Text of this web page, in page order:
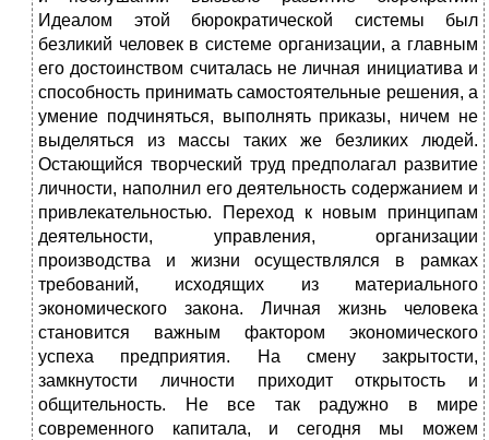
Идеалом этой бюрократической системы был
безликий человек в системе организации, а главным
его достоинством считалась не личная инициатива и
способность принимать самостоятельные решения, а
умение подчиняться, выполнять приказы, ничем не
выделяться из массы таких же безликих людей.
Остающийся творческий труд предполагал развитие
личности, наполнил его деятельность содержанием и
привлекательностью. Переход к новым принципам
деятельности, управления, организации
производства и жизни осуществлялся в рамках
требований, исходящих из материального
экономического закона. Личная жизнь человека
становится важным фактором экономического
успеха предприятия. На смену закрытости,
замкнутости личности приходит открытость и
общительность. Не все так радужно в мире
современного капитала, и сегодня мы можем